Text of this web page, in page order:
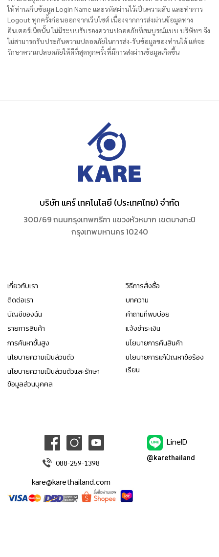
ให้ท่านเก็บข้อมูล Login Name และรหัสผ่านไว้เป็นความลับ และทำการ
Logout ทุกครั้งก่อนออกจากเว็บไซต์ เนื่องจากการส่งผ่านข้อมูลทาง
อินเตอร์เน็ตนั้น ไม่มีระบบรับรองความปลอดภัยที่สมบูรณ์แบบ บริษัทฯ จึง
ไม่สามารถรับประกันความปลอดภัยในการส่ง-รับข้อมูลของท่านได้ แต่จะ
รักษาความปลอดภัยให้ดีที่สุดทุกครั้งที่มีการส่งผ่านข้อมูลเกิดขึ้น
บริษัท แคร์ เทคโนโลยี (ประเทศไทย) จำกัด
300/69 ถนนกรุงเทพกรีฑา แขวงหัวหมาก เขตบางกะปิ
กรุงเทพมหานคร 10240
เกี่ยวกับเรา
ติดต่อเรา
บัญชีของฉัน
รายการสินค้า
การค้นหาขั้นสูง
นโยบายความเป็นส่วนตัว
นโยบายความเป็นส่วนตัวและรักษา
ข้อมูลส่วนบุคคล
วิธีการสั่งซื้อ
บทความ
คำถามที่พบบ่อย
แจ้งชำระเงิน
นโยบายการคืนสินค้า
นโยบายการแก้ปัญหาข้อร้อง
เรียน
088-259-1398
kare@karethailand.com
LineID
@karethailand